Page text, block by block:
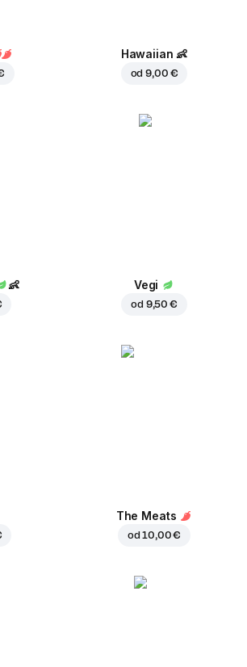
Hawaiian 👶
od9,00 €
👶 Vegi
od 9,50 €
The Meats
od10,00 €